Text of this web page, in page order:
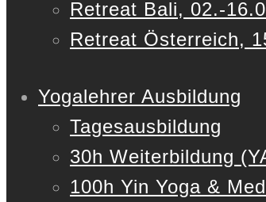
Retreat Bali, 02.-
Retreat Österreich,
Yogalehrer Ausbildung
Tagesausbildung
30h Weiterbildung
100h Yin Yoga &